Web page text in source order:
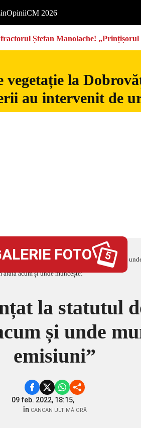
OpiniiCM 2026
Ștefan Manolache!
vegetație la
au intervenit de
și s-a mutat în Budapesta. Cum arată acum și
FOTO 5
la statutul
și unde
emisiuni”
09 feb. 2022, 18:15,
în CANCAN ULTIMĂ ORĂ